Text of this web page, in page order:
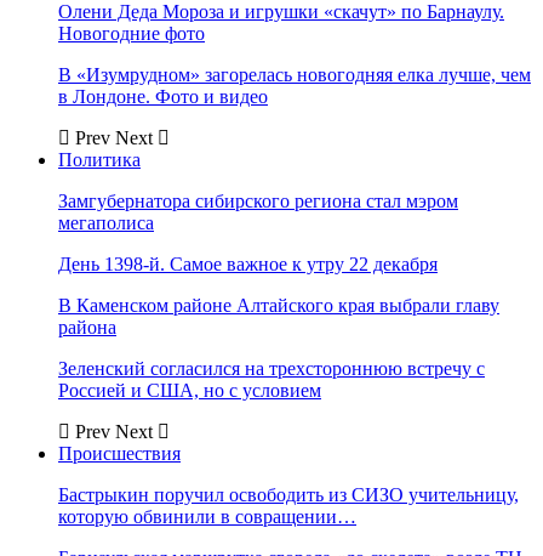
Олени Деда Мороза и игрушки «скачут» по Барнаулу.
Новогодние фото
В «Изумрудном» загорелась новогодняя елка лучше, чем
в Лондоне. Фото и видео
Prev Next
Политика
Замгубернатора сибирского региона стал мэром
мегаполиса
День 1398-й. Самое важное к утру 22 декабря
В Каменском районе Алтайского края выбрали главу
района
Зеленский согласился на трехстороннюю встречу с
Россией и США, но с условием
Prev Next
Происшествия
Бастрыкин поручил освободить из СИЗО учительницу,
которую обвинили в совращении…